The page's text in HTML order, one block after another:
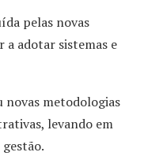
pelas novas
adotar sistemas e
metodologias
levando em